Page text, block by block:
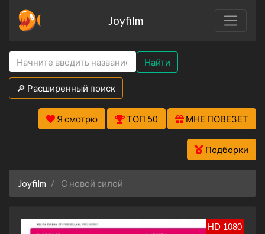
Joyfilm
Найти
🔎 Расширенный поиск
Я смотрю ТОП 50 МНЕ ПОВЕЗЕТ
Подборки
Joyfilm С новой силой
HD 1080